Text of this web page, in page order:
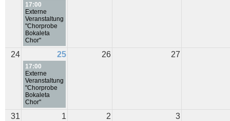
17:00
Externe
Veranstaltung
"Chorprobe
Bokaleta
Chor"
24 25
17:00
Externe
Veranstaltung
"Chorprobe
Bokaleta
Chor"
26 27
31 1 2 3